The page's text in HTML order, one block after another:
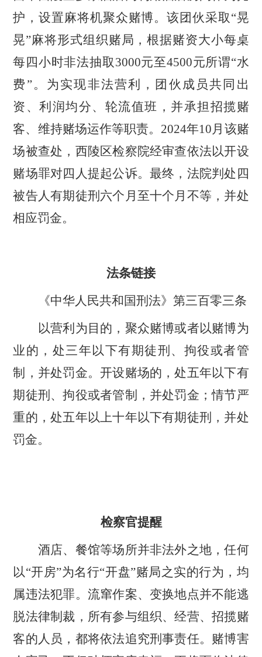
护，设置麻将机聚众赌博。该团伙采取“晃
晃”麻将形式组织赌局，根据赌资大小每桌
每四小时非法抽取3000元至4500元所谓“水
费”。为实现非法营利，团伙成员共同出
资、利润均分、轮流值班，并承担招揽赌
客、维持赌场运作等职责。2024年10月该赌
场被查处，西陵区检察院经审查依法以开设
赌场罪对四人提起公诉。最终，法院判处四
被告人有期徒刑六个月至十个月不等，并处
相应罚金。
法条链接
《中华人民共和国刑法》第三百零三条
以营利为目的，聚众赌博或者以赌博为
业的，处三年以下有期徒刑、拘役或者管
制，并处罚金。开设赌场的，处五年以下有
期徒刑、拘役或者管制，并处罚金；情节严
重的，处五年以上十年以下有期徒刑，并处
罚金。
检察官提醒
酒店、餐馆等场所并非法外之地，任何
以“开房”为名行“开盘”赌局之实的行为，均
属违法犯罪。流窜作案、变换地点并不能逃
脱法律制裁，所有参与组织、经营、招揽赌
客的人员，都将依法追究刑事责任。赌博害